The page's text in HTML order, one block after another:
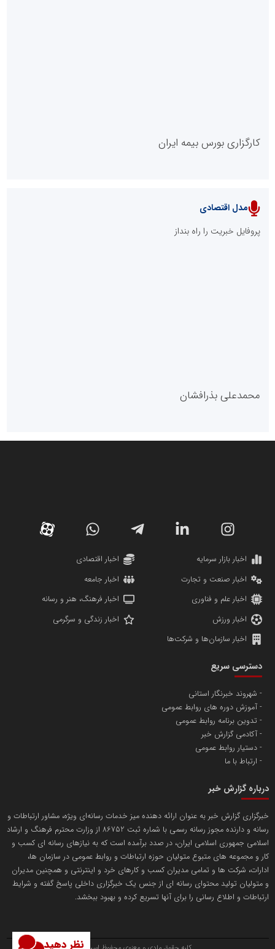
نظر دهید
پایگاه خبری نهضت ملی مسکن
پایگاه خبری گفتمان یزد
دانشگاه سئوی ایران
پایگاه اطلاع رسانی اعتلای نهادهای مردمی
پایگاه اطلاع رسانی دریا و نفت
کارگزاری بورس بیمه ایران
تامین آهن اسفنجی تولیدکنندگان فولاد در کشور
تریبون
انتشار گسترده محتوا در رسانه گزارش خبر
مدل اقتصادی
پروفایل خبریت را راه بنداز
محمدعلی بذرافشان
مریم حاج نوروز نظری
مسعودصادقی
محمدعلی کرمعلی
اخبار بازار سرمایه
اخبار اقتصادی
اخبار صنعت و تجارت
اخبار جامعه
اخبار علم و فناوری
اخبار فرهنگ، هنر و رسانه
اخبار ورزش
اخبار زندگی و سرگرمی
اخبار سازمان‌ها و شرکت‌ها
دسترسی سریع
شهروند خبرنگار استانی
آموزش دوره های روابط عمومی
تدوین برنامه روابط عمومی
آکادمی گزارش خبر
دستیار روابط عمومی
ارتباط با ما
درباره گزارش خبر
خبرگزاری گزارش خبر به عنوان ارائه دهنده میز خدمات رسانه‌ای ویژه، مشاور ارتباطات و
رسانه و دارنده مجوز رسانه رسمی با شماره ثبت 86752 از وزارت محترم فرهنگ و ارشاد
اسلامی جمهوری اسلامی ایران، در صدد برآمده است که به نیازهای رسانه ای کسب و
کار و مجموعه های متبوع متولیان حوزه ارتباطات و روابط عمومی در سازمان ها،
ادارات، شرکت ها و تمامی مدیران کسب و کارهای خرد و اینترنتی و همچنین مدیران
و متولیان تولید محتوای رسانه ای از جنس یک خبرگزاری داخلی پاسخ گفته و شرایط
ارتباطات و اطلاع رسانی را برای آنها تسریع کرده و بهبود ببخشد.